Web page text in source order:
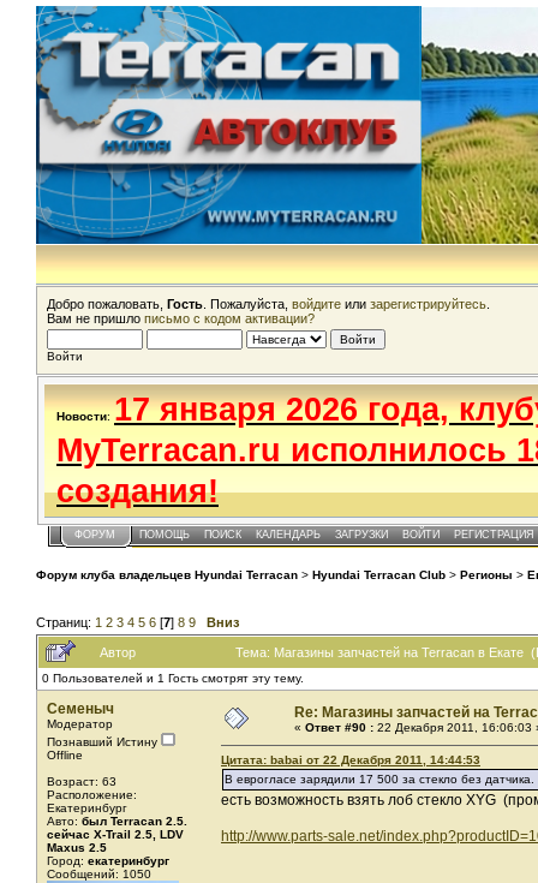
Добро пожаловать, Гость . Пожалуйста, войдите или зарегистрируйтесь
Вам не пришло письмо с кодом активации?
Войти
Новости: 17 января 2026 года,
MyTerracan.ru исполнилось
создания!
ФОРУМ ПОМОЩЬ ПОИСК КАЛЕНДАРЬ ЗАГРУЗКИ ВОЙТИ РЕГИСТРАЦИЯ
Форум клуба владельцев Hyundai Terracan > Hyundai Terracan Club > Регионы >
Страниц: 1 2 3 4 5 6 [7] 8 9 Вниз
Автор Тема: Магазины запчастей на Terracan в Екате
0 Пользователей и 1 Гость смотрят эту тему.
Семеныч
Модератор
Познавший Истину
Offline
Возраст: 63
Расположение:
Екатеринбург
Авто: был Terracan 2.5.
сейчас X-Trail 2.5, LDV
Maxus 2.5
Город: екатеринбург
Сообщений: 1050
Re: Магазины запчастей на
« Ответ #90 : 22 Декабря 2011, 16:06:03
Цитата: babai от 22 Декабря 2011, 14:44:53
В еврогласе зарядили 17 500 за стекло без
есть возможность взять лоб стекло XYG
http://www.parts-sale.net/